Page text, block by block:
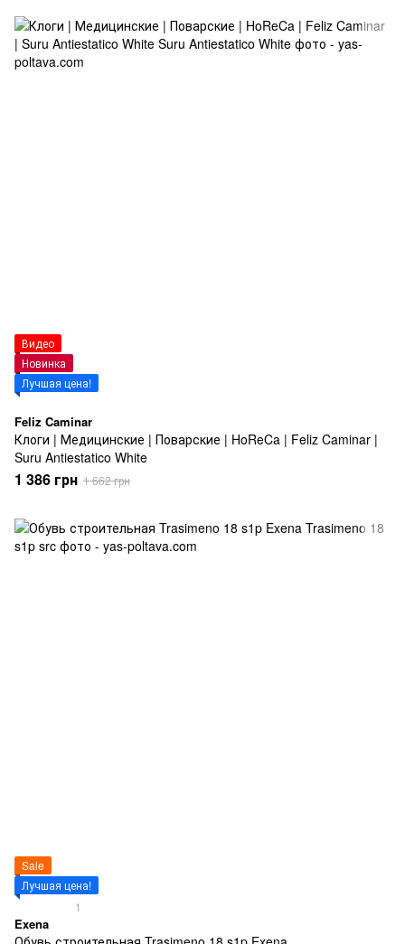
Видео
Новинка
Лучшая цена!
Feliz Caminar
Клоги | Медицинские | Поварские | HoReCa | Feliz Caminar |
Suru Antiestatico White
1 386 грн 1 662 грн
Sale
Лучшая цена!
1
Exena